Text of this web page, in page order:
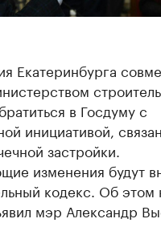
Екатеринбурга
в Госдуму с
инициативой,
застройки.
изменения будут
кодекс. Об этом
мэр Александр